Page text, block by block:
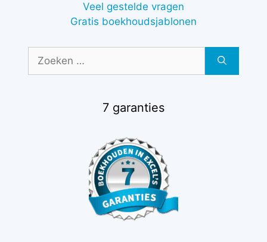
Veel gestelde vragen
Gratis boekhoudsjablonen
Zoek
7 garanties